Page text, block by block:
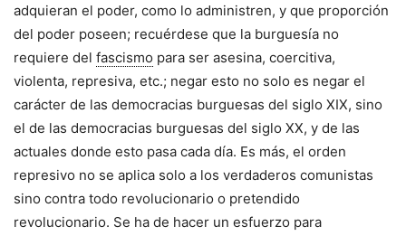
adquieran el poder, como lo administren, y que proporción
del poder poseen; recuérdese que la burguesía no
requiere del fascismo para ser asesina, coercitiva,
violenta, represiva, etc.; negar esto no solo es negar el
carácter de las democracias burguesas del siglo XIX, sino
el de las democracias burguesas del siglo XX, y de las
actuales donde esto pasa cada día. Es más, el orden
represivo no se aplica solo a los verdaderos comunistas
sino contra todo revolucionario o pretendido
revolucionario. Se ha de hacer un esfuerzo para